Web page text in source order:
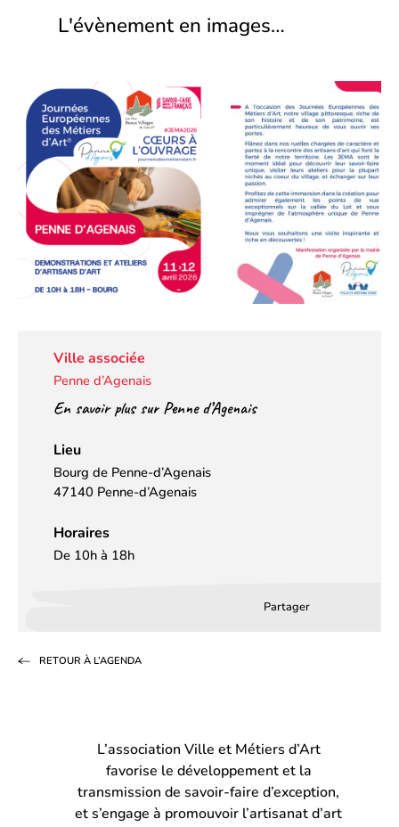
L'évènement en images…
Ville associée
Penne d’Agenais
En savoir plus sur Penne d’Agenais
Lieu
Bourg de Penne-d’Agenais
47140 Penne-d’Agenais
Horaires
De 10h à 18h
Partager
un
onglet)onglet)
RETOUR À L’AGENDA
L’association Ville et Métiers d’Art
favorise le développement et la
transmission de savoir-faire d’exception,
et s’engage à promouvoir l’artisanat d’art